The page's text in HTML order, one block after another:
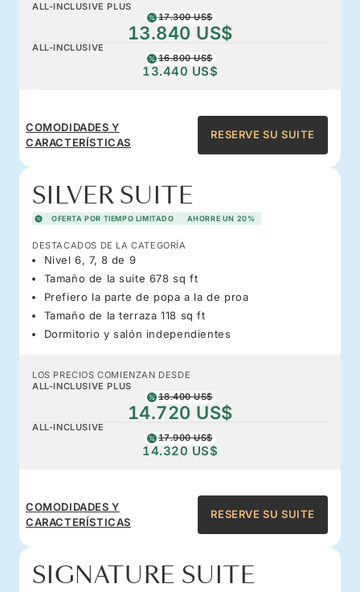
ALL-INCLUSIVE PLUS
17.300 US$
13.840 US$
ALL-INCLUSIVE
16.800 US$
13.440 US$
COMODIDADES Y
CARACTERÍSTICAS
RESERVE SU SUITE
SILVER SUITE
OFERTA POR TIEMPO LIMITADO AHORRE UN 20%
DESTACADOS DE LA CATEGORÍA
Nivel 6, 7, 8 de 9
Tamaño de la suite 678 sq ft
Prefiero la parte de popa a la de proa
Tamaño de la terraza 118 sq ft
Dormitorio y salón independientes
LOS PRECIOS COMIENZAN DESDE
ALL-INCLUSIVE PLUS
18.400 US$
14.720 US$
ALL-INCLUSIVE
17.900 US$
14.320 US$
COMODIDADES Y
CARACTERÍSTICAS
RESERVE SU SUITE
SIGNATURE SUITE